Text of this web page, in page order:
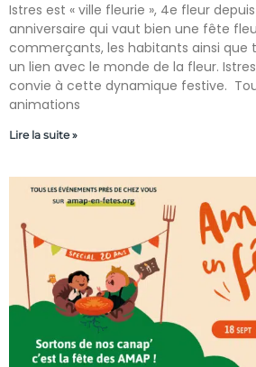
Istres est « ville fleurie », 4e fleur
anniversaire qui vaut bien une fête
commerçants, les habitants ainsi que
un lien avec le monde de la fleur.
convie à cette dynamique festive.
animations
Lire la suite »